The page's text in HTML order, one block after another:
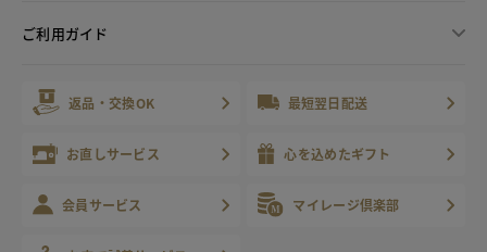
ご利用ガイド
返品・交換OK 最短翌日配送
お直しサービス 心を込めたギフト
会員サービス マイレージ倶楽部